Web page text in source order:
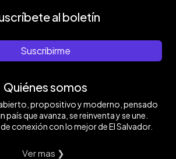
al boletín
Suscribirme
Quiénes somos
propositivo y moderno, pensado
país que avanza, se reinventa y se une.
conexión con lo mejor de El Salvador.
Ver mas ❯